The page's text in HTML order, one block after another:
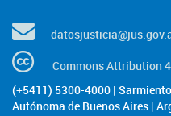
Commons Attribution
(+5411) 5300-4000 |
Autónoma de Buenos Aires |